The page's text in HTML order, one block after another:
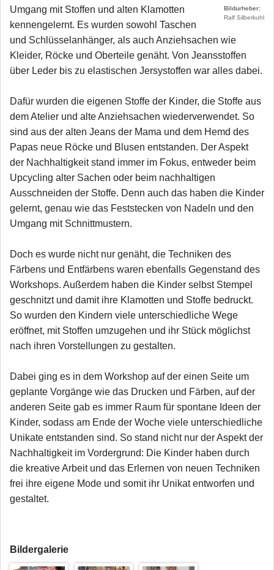
Bildurheber
Ralf Silberkuhl
Umgang mit Stoffen und alten Klamotten
kennengelernt. Es wurden sowohl Taschen
und Schlüsselanhänger, als auch Anziehsachen wie
Kleider, Röcke und Oberteile genäht. Von Jeansstoffen
über Leder bis zu elastischen Jersystoffen war alles dabei.
Dafür wurden die eigenen Stoffe der Kinder, die Stoffe aus
dem Atelier und alte Anziehsachen wiederverwendet. So
sind aus der alten Jeans der Mama und dem Hemd des
Papas neue Röcke und Blusen entstanden. Der Aspekt
der Nachhaltigkeit stand immer im Fokus, entweder beim
Upcycling alter Sachen oder beim nachhaltigen
Ausschneiden der Stoffe. Denn auch das haben die Kinder
gelernt, genau wie das Feststecken von Nadeln und den
Umgang mit Schnittmustern.
Doch es wurde nicht nur genäht, die Techniken des
Färbens und Entfärbens waren ebenfalls Gegenstand des
Workshops. Außerdem haben die Kinder selbst Stempel
geschnitzt und damit ihre Klamotten und Stoffe bedruckt.
So wurden den Kindern viele unterschiedliche Wege
eröffnet, mit Stoffen umzugehen und ihr Stück möglichst
nach ihren Vorstellungen zu gestalten.
Dabei ging es in dem Workshop auf der einen Seite um
geplante Vorgänge wie das Drucken und Färben, auf der
anderen Seite gab es immer Raum für spontane Ideen der
Kinder, sodass am Ende der Woche viele unterschiedliche
Unikate entstanden sind. So stand nicht nur der Aspekt der
Nachhaltigkeit im Vordergrund: Die Kinder haben durch
die kreative Arbeit und das Erlernen von neuen Techniken
frei ihre eigene Mode und somit ihr Unikat entworfen und
gestaltet.
Bildergalerie